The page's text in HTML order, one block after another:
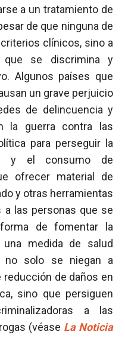
a un tratamiento de
de que ninguna de
clínicos, sino a
se discrimina y
Algunos países que
un grave perjuicio
de delincuencia y
la guerra contra las
para perseguir la
y el consumo de
ofrecer material de
y otras herramientas
a las personas que se
de fomentar la
medida de salud
no solo se niegan a
de daños en
sino que persiguen
a las
(véase La Noticia